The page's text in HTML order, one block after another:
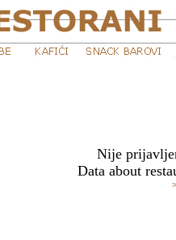
Nije
Data about